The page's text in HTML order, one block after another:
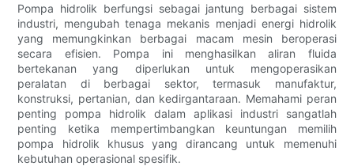
Pompa hidrolik berfungsi sebagai jantung berbagai sistem
industri, mengubah tenaga mekanis menjadi energi hidrolik
yang memungkinkan berbagai macam mesin beroperasi
secara efisien. Pompa ini menghasilkan aliran fluida
bertekanan yang diperlukan untuk mengoperasikan
peralatan di berbagai sektor, termasuk manufaktur,
konstruksi, pertanian, dan kedirgantaraan. Memahami peran
penting pompa hidrolik dalam aplikasi industri sangatlah
penting ketika mempertimbangkan keuntungan memilih
pompa hidrolik khusus yang dirancang untuk memenuhi
kebutuhan operasional spesifik.